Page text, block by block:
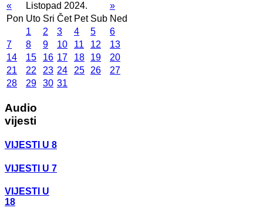
« Listopad 2024.
»
Pon Uto Sri Čet Pet Sub Ned
1
2 3 4 5
6
7
8 9 10 11 12
13
14
15 16 17 18 19
20
21
22 23 24 25 26
27
28
29 30 31
Audio
vijesti
VIJESTI U 8
VIJESTI U 7
VIJESTI U
18